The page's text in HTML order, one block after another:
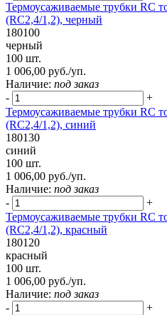
Термоусаживаемые трубки RC
(RC2,4/1,2), черный
180100
черный
100 шт.
1 006,00 руб./уп.
Наличие: под заказ
-
+
Термоусаживаемые трубки RC
(RC2,4/1,2), синий
180130
синий
100 шт.
1 006,00 руб./уп.
Наличие: под заказ
-
+
Термоусаживаемые трубки RC
(RC2,4/1,2), красный
180120
красный
100 шт.
1 006,00 руб./уп.
Наличие: под заказ
-
+